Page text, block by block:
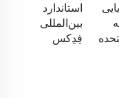
استاندارد
بین‌المللی
فِدِکس